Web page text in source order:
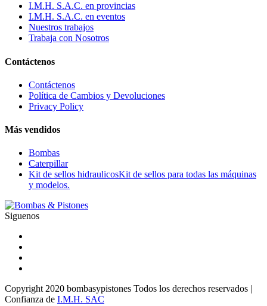
I.M.H. S.A.C. en provincias
I.M.H. S.A.C. en eventos
Nuestros trabajos
Trabaja con Nosotros
Contáctenos
Contáctenos
Política de Cambios y Devoluciones
Privacy Policy
Más vendidos
Bombas
Caterpillar
Kit de sellos hidraulicosKit de sellos para todas las máquinas
y modelos.
Siguenos
Copyright 2020 bombasypistones Todos los derechos reservados |
Confianza de I.M.H. SAC